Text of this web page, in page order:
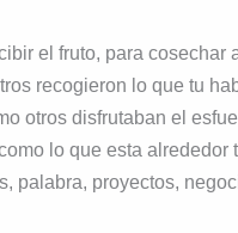
el fruto, para
recogieron lo que tu
otros disfrutaban el
lo que esta
palabra, proyectos,